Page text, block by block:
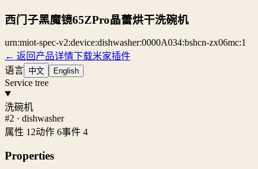
西门子黑魔镜65ZPro晶蕾烘干洗碗机
urn:miot-spec-v2:device:dishwasher:0000A034:bshcn-zx06mc:1
← 返回产品详情下载米家插件
语言 中文 English
Service tree
洗碗机
#2 · dishwasher
属性 12动作 6事件 4
Properties